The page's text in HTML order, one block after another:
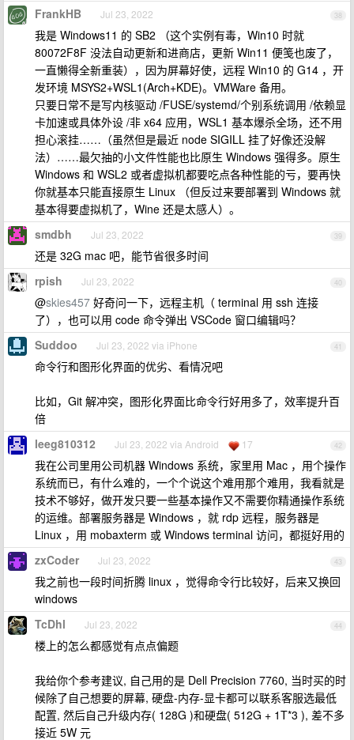
38
FrankHB Jul 23, 2022
我是 Windows11 的 SB2 （这个实例有毒，Win10 时就
80072F8F 没法自动更新和进商店，更新 Win11 便笺也废了，
一直懒得全新重装），因为屏幕好使，远程 Win10 的 G14 ，开
发环境 MSYS2+WSL1(Arch+KDE)。VMWare 备用。
只要日常不是写内核驱动 /FUSE/systemd/个别系统调用 /依赖显
卡加速或具体外设 /非 x64 应用，WSL1 基本爆杀全场，还不用
担心滚挂……（虽然但是最近 node SIGILL 挂了好像还没解
法）……最欠抽的小文件性能也比原生 Windows 强得多。原生
Windows 和 WSL2 或者虚拟机都要吃点各种性能的亏，要再快
你就基本只能直接原生 Linux （但反过来要部署到 Windows 就
基本得要虚拟机了，Wine 还是太感人）。
39
smdbh Jul 23, 2022
还是 32G mac 吧，能节省很多时间
40
rpish Jul 23, 2022
@skies457 好奇问一下，远程主机（ terminal 用 ssh 连接
了），也可以用 code 命令弹出 VSCode 窗口编辑吗？
41
Suddoo Jul 23, 2022 via iPhone
命令行和图形化界面的优劣、看情况吧
比如，Git 解冲突，图形化界面比命令行好用多了，效率提升百
倍
42
leeg810312 Jul 23, 2022 via Android 17
我在公司里用公司机器 Windows 系统，家里用 Mac ，用个操作
系统而已，有什么难的，一个个说这个难用那个难用，我看就是
技术不够好，做开发只要一些基本操作又不需要你精通操作系统
的运维。部署服务器是 Windows ，就 rdp 远程，服务器是
Linux ，用 mobaxterm 或 Windows terminal 访问，都挺好用的
43
zxCoder Jul 23, 2022
我之前也一段时间折腾 linux ，觉得命令行比较好，后来又换回
windows
44
TcDhl Jul 23, 2022
楼上的怎么都感觉有点点偏题
我给你个参考建议, 自己用的是 Dell Precision 7760, 当时买的时
候除了自己想要的屏幕, 硬盘-内存-显卡都可以联系客服选最低
配置, 然后自己升级内存( 128G )和硬盘( 512G + 1T*3 ), 差不多
接近 5W 元